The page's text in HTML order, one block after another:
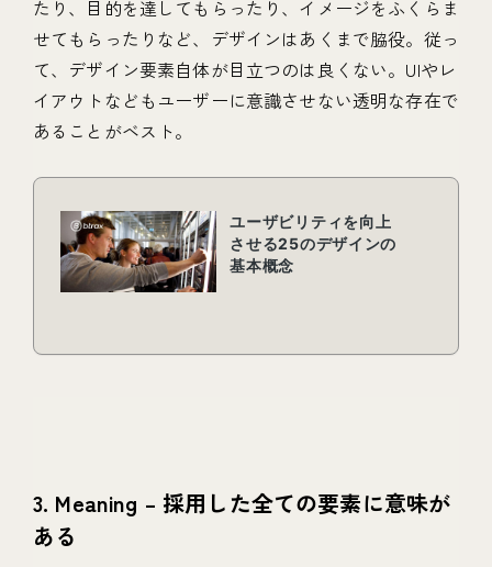
たり、目的を達してもらったり、イメージをふくらま
せてもらったりなど、デザインはあくまで脇役。従っ
て、デザイン要素自体が目立つのは良くない。UIやレ
イアウトなどもユーザーに意識させない透明な存在で
あることがベスト。
3. Meaning – 採用した全ての要素に意味が
ある